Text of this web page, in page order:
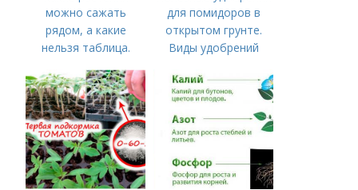
можно сажать
рядом, а какие
нельзя таблица.
для помидоров в
открытом грунте.
Виды удобрений